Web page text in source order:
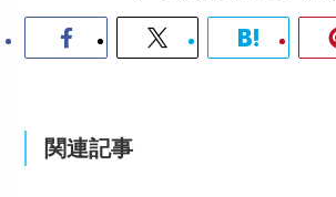
関連記事